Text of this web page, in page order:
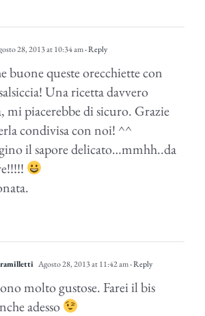
28, 2013 at 10:34 am- Reply
buone queste orecchiette con
Una ricetta davvero
mi piacerebbe di sicuro. Grazie
condivisa con noi! ^^
il sapore delicato…mmhh..da
Agosto 28, 2013 at 11:42 am- Reply
molto gustose. Farei il bis
adesso